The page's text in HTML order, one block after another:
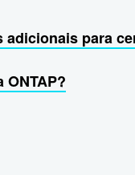
adicionais para